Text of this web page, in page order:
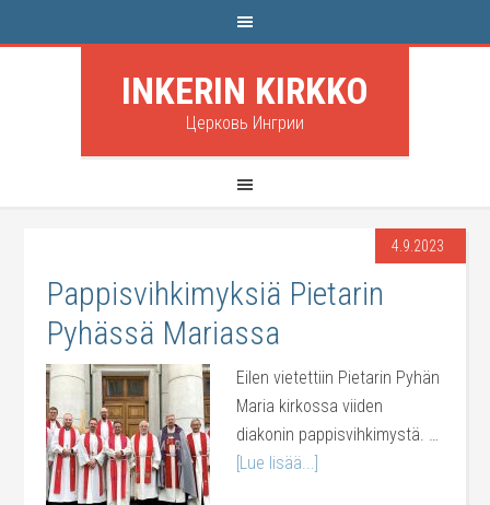
INKERIN KIRKKO
Церковь Ингрии
4.9.2023
Pappisvihkimyksiä Pietarin
Pyhässä Mariassa
Eilen vietettiin Pietarin Pyhän
Maria kirkossa viiden
diakonin pappisvihkimystä. …
[Lue lisää...]